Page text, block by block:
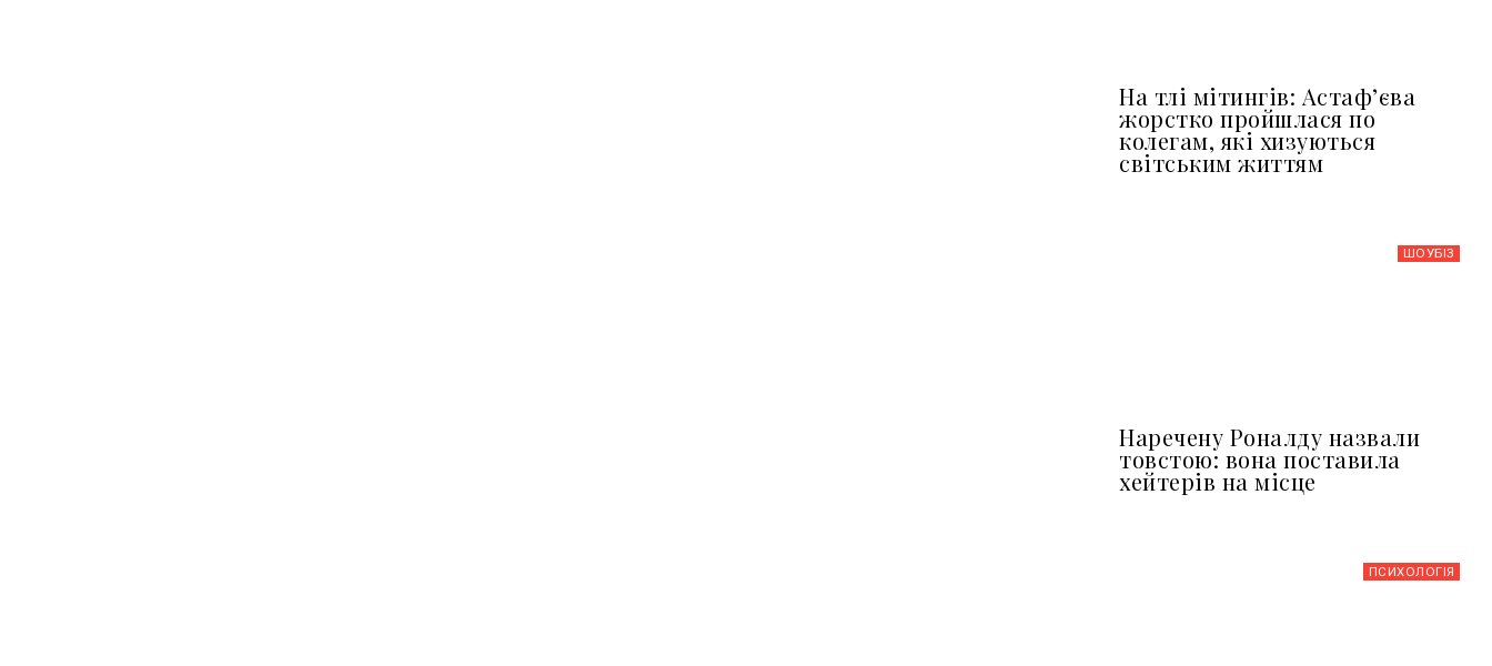
На тлі мітингів: Астафʼєва
жорстко пройшлася по
колегам, які хизуються
світським життям
ШОУБIЗ
Наречену Роналду назвали
товстою: вона поставила
хейтерів на місце
ПСИХОЛОГІЯ